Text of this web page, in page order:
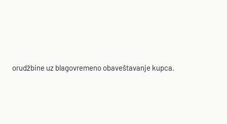
porudžbine uz blagovremeno obaveštavanje kupca.